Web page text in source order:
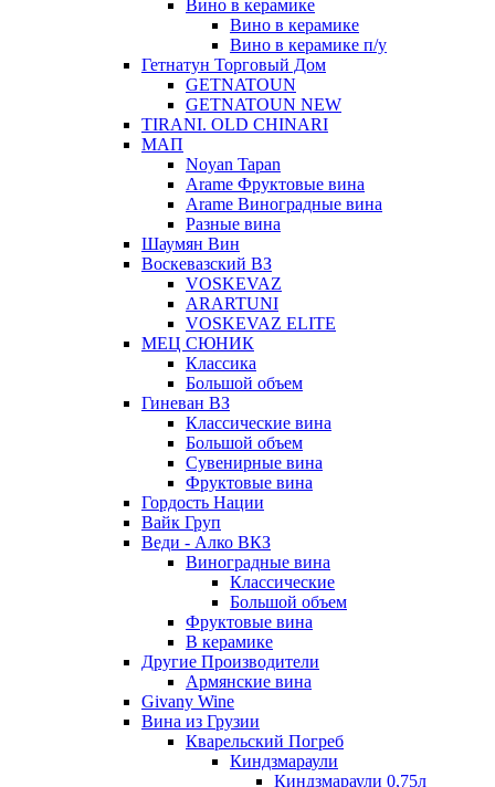
Вино в керамике
Вино в керамике
Вино в керамике п/у
Гетнатун Торговый Дом
GETNATOUN
GETNATOUN NEW
TIRANI. OLD CHINARI
МАП
Noyan Tapan
Arame Фруктовые вина
Arame Виноградные вина
Разные вина
Шаумян Вин
Воскевазский ВЗ
VOSKEVAZ
ARARTUNI
VOSKEVAZ ELITE
МЕЦ СЮНИК
Классика
Большой объем
Гиневан ВЗ
Классические вина
Большой объем
Сувенирные вина
Фруктовые вина
Гордость Нации
Вайк Груп
Веди - Алко ВКЗ
Виноградные вина
Классические
Большой объем
Фруктовые вина
В керамике
Другие Производители
Армянские вина
Givany Wine
Вина из Грузии
Кварельский Погреб
Киндзмараули
Киндзмараули 0,75л